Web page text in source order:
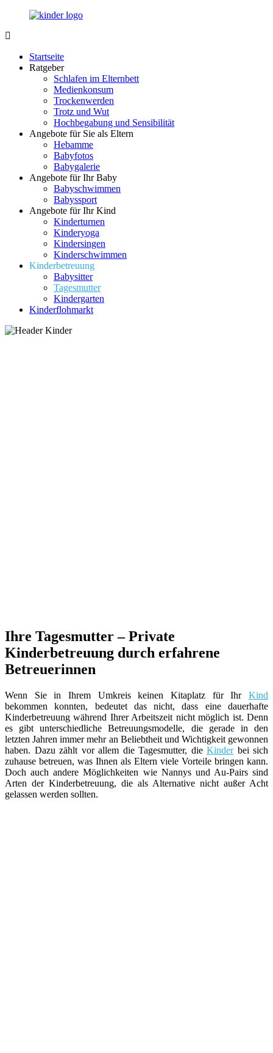
Zurück
Inhalt
Portal
Nachwuchs
Startseite
Ratgeber
Schlafen im Elternbett
Medienkonsum
Trockenwerden
Trotz und Wut
Hochbegabung und Sensibilität
Angebote für Sie als Eltern
Hebamme
Babyfotos
Babygalerie
Angebote für Ihr Baby
Babyschwimmen
Babyssport
Angebote für Ihr Kind
Kinderturnen
Kinderyoga
Kindersingen
Kinderschwimmen
Kinderbetreuung
Babysitter
Tagesmutter
Kindergarten
Kinderflohmarkt
Ihre Tagesmutter – Private
Kinderbetreuung durch erfahrene
Betreuerinnen
Wenn Sie in Ihrem Umkreis keinen Kitaplatz für Ihr Kind
bekommen konnten, bedeutet das nicht, dass eine dauerhafte
Kinderbetreuung während Ihrer Arbeitszeit nicht möglich ist. Denn
es gibt unterschiedliche Betreuungsmodelle, die gerade in den
letzten Jahren immer mehr an Beliebtheit und Wichtigkeit gewonnen
haben. Dazu zählt vor allem die Tagesmutter, die Kinderbei sich
zuhause betreuen, was Ihnen als Eltern viele Vorteile bringen kann.
Doch auch andere Möglichkeiten wie Nannys und Au-Pairs sind
Arten der Kinderbetreuung, die als Alternative nicht außer Acht
gelassen werden sollten.